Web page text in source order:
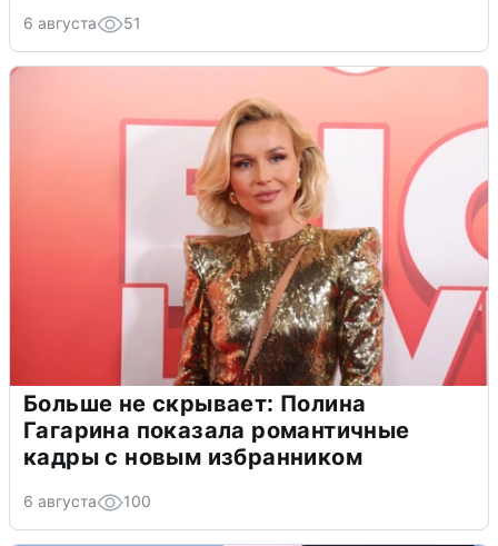
6 августа 51
Больше не скрывает: Полина
Гагарина показала романтичные
кадры с новым избранником
6 августа 100